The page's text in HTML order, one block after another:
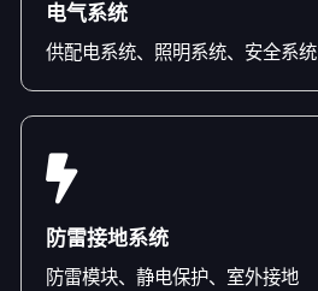
电气系统
供配电系统、照明系统、安全系统
防雷接地系统
防雷模块、静电保护、室外接地